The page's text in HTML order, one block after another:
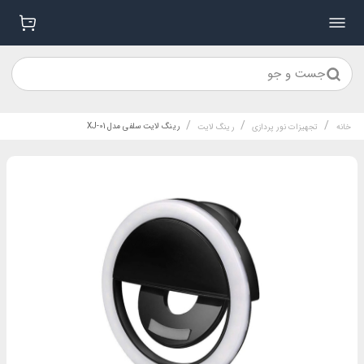
جست و جو
خانه / تجهیزات نور پردازی / رینگ لایت / رینگ لایت سلفی مدل XJ-01